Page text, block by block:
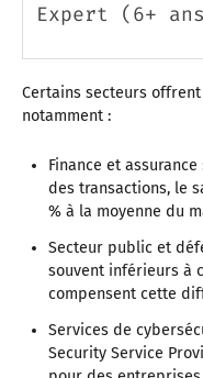
Expert (6+
Certains secteurs
notamment :
Finance et
des transactions, le
% à la moyenne du
Secteur public et
souvent inférieurs à
compensent cette
Services de
Security Service